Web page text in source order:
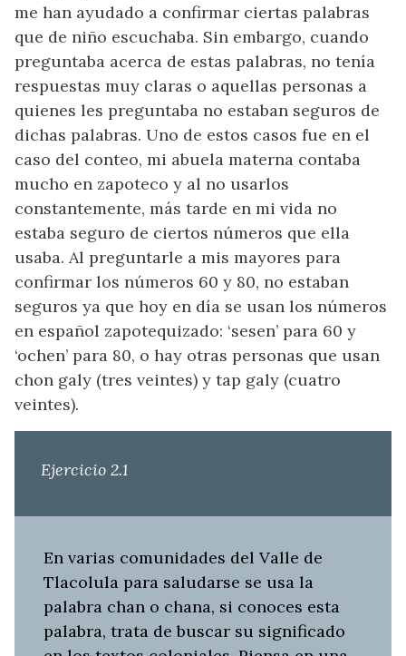
me han ayudado a confirmar ciertas palabras
que de niño escuchaba. Sin embargo, cuando
preguntaba acerca de estas palabras, no tenía
respuestas muy claras o aquellas personas a
quienes les preguntaba no estaban seguros de
dichas palabras. Uno de estos casos fue en el
caso del conteo, mi abuela materna contaba
mucho en zapoteco y al no usarlos
constantemente, más tarde en mi vida no
estaba seguro de ciertos números que ella
usaba. Al preguntarle a mis mayores para
confirmar los números 60 y 80, no estaban
seguros ya que hoy en día se usan los números
en español zapotequizado: ‘sesen’ para 60 y
‘ochen’ para 80, o hay otras personas que usan
chon galy (tres veintes) y tap galy (cuatro
veintes).
Ejercicio 2.1
En varias comunidades del Valle de
Tlacolula para saludarse se usa la
palabra chan o chana, si conoces esta
palabra, trata de buscar su significado